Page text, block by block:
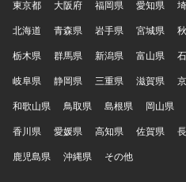
東京都 大阪府 福岡県 愛知県
北海道
青森県 岩手県 宮城県
栃木県
群馬県 新潟県 富山県
岐阜県
静岡県 三重県 滋賀県
和歌山県
鳥取県 島根県 岡山県
香川県
愛媛県 高知県 佐賀県
鹿児島県
沖縄県 その他